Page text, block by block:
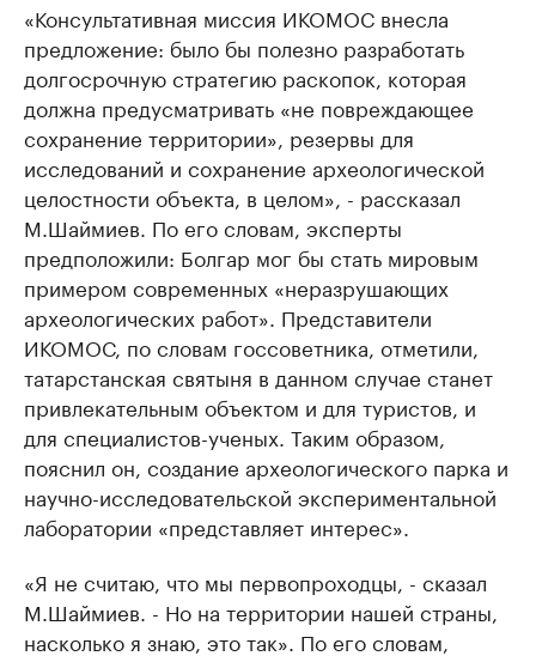
«Консультативная миссия ИКОМОС внесла
предложение: было бы полезно разработать
долгосрочную стратегию раскопок, которая
должна предусматривать «не повреждающее
сохранение территории», резервы для
исследований и сохранение археологической
целостности объекта, в целом», - рассказал
М.Шаймиев. По его словам, эксперты
предположили: Болгар мог бы стать мировым
примером современных «неразрушающих
археологических работ». Представители
ИКОМОС, по словам госсоветника, отметили,
татарстанская святыня в данном случае станет
привлекательным объектом и для туристов, и
для специалистов-ученых. Таким образом,
пояснил он, создание археологического парка и
научно-исследовательской экспериментальной
лаборатории «представляет интерес».
«Я не считаю, что мы первопроходцы, - сказал
М.Шаймиев. - Но на территории нашей страны,
насколько я знаю, это так». По его словам,